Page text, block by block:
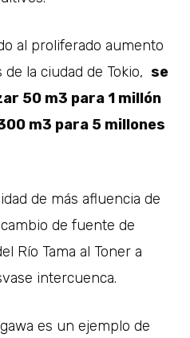
al proliferado aumento
la ciudad de Tokio, se
50 m3 para 1 millón
m3 para 5 millones
de más afluencia de
de fuente de
Río Tama al Toner a
intercuenca.
es un ejemplo de